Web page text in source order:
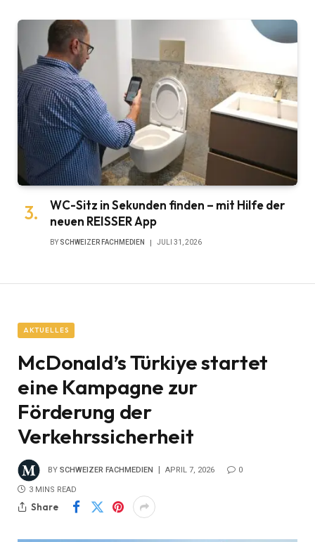
WC-Sitz in Sekunden finden – mit Hilfe der
neuen REISSER App
BY SCHWEIZER FACHMEDIEN JULI 31, 2026
AKTUELLES
McDonald’s Türkiye startet
eine Kampagne zur
Förderung der
Verkehrssicherheit
BY SCHWEIZER FACHMEDIEN APRIL 7, 2026 0
3 MINS READ
Share